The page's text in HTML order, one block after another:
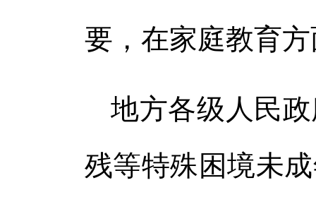
要，在家庭教育
地方各级人民
残等特殊困境未